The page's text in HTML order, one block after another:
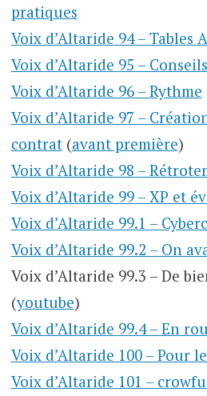
pratiques
Voix d’Altaride 94 – Tables
Voix d’Altaride 95 –
Voix d’Altaride 96 – Rythme
Voix d’Altaride 97 –
contrat(avant première)
Voix d’Altaride 98 –
Voix d’Altaride 99 – XP et
Voix d’Altaride 99.1 –
Voix d’Altaride 99.2 – On
Voix d’Altaride 99.3 – De
(youtube)
Voix d’Altaride 99.4 – En
Voix d’Altaride 100 – Pour
Voix d’Altaride 101 –